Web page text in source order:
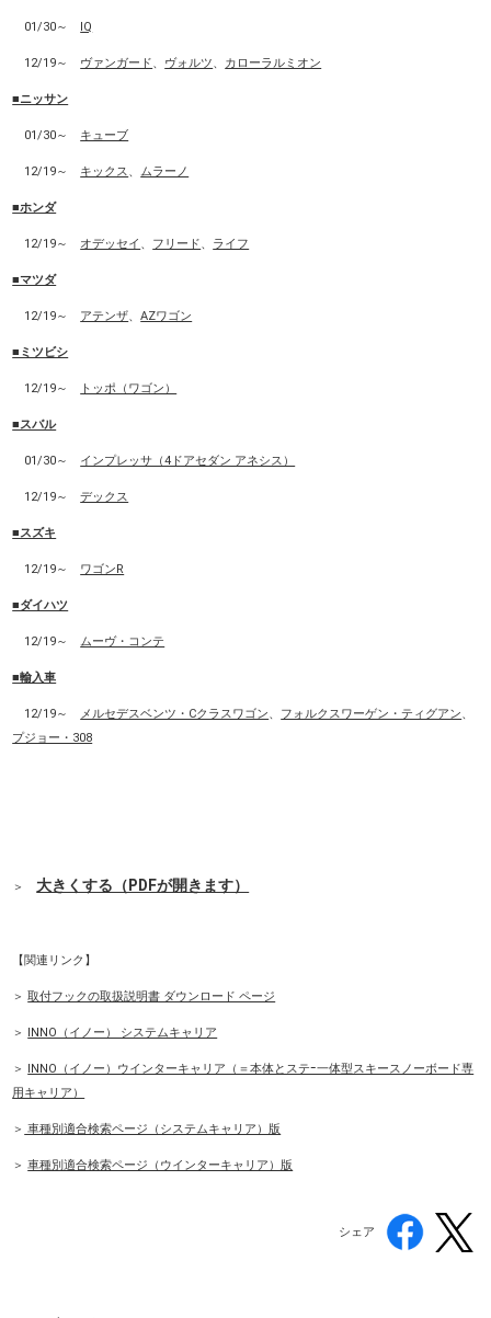
01/30～ IQ
12/19～ ヴァンガード、 ヴォルツ、 カローラルミオン
■ニッサン
01/30～ キューブ
12/19～ キックス、ムラーノ
■ホンダ
12/19～ オデッセイ 、 フリード、 ライフ
■マツダ
12/19～ アテンザ、AZワゴン
■ミツビシ
12/19～ トッポ（ワゴン）
■スバル
01/30～ インプレッサ（4ドアセダン アネシス）
12/19～デックス
■スズキ
12/19～ ワゴンR
■ダイハツ
12/19～ムーヴ・コンテ
■輸入車
12/19～ メルセデスベンツ・Cクラスワゴン、 フォルクスワーゲン・ティグアン、
プジョー・308
＞ 大きくする（PDFが開きます）
【関連リンク】
＞取付フックの取扱説明書 ダウンロード ページ
＞ INNO（イノー） システムキャリア
＞
INNO（イノー）ウインターキャリア（＝本体とステｰ一体型スキースノーボード専
用キャリア）
＞ 車種別適合検索ページ（システムキャリア）版
＞車種別適合検索ページ（ウインターキャリア）版
シェア